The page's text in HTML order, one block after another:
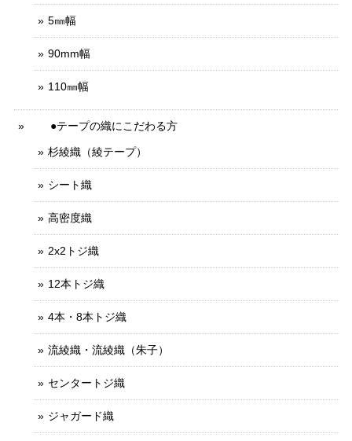
5㎜幅
90mm幅
110㎜幅
●テープの織にこだわる方
杉綾織（綾テープ）
シート織
高密度織
2x2トジ織
12本トジ織
4本・8本トジ織
流綾織・流綾織（朱子）
センタートジ織
ジャガード織